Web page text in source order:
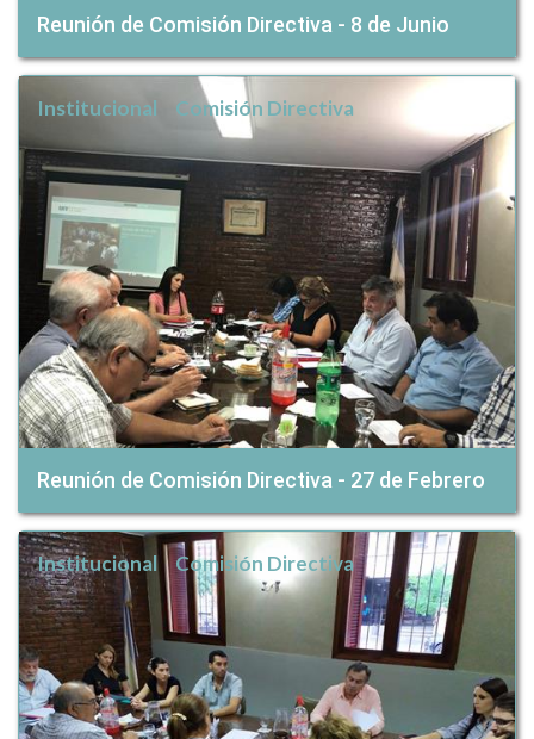
Reunión de Comisión Directiva - 8 de Junio
Institucional Comisión Directiva
Reunión de Comisión Directiva - 27 de Febrero
Institucional Comisión Directiva